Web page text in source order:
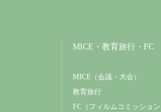
MICE・教育旅行・FC
MICE（会議・大会）
教育旅行
FC（フィルムコミッション